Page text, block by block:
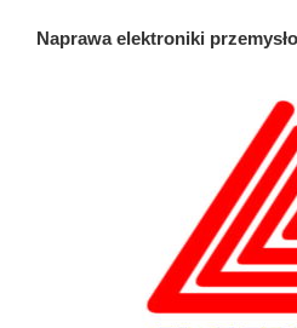
Naprawa elektroniki